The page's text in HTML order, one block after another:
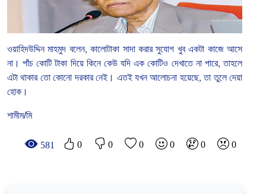
ওয়াহিদউদ্দিন মাহমুদ বলেন,কালোটাকা সাদা করার সুযোগ খুব একটা কাজে আসে
না। পাঁচ কোটি টাকা দিয়ে কিনে কেউ যদি এক কোটিও দেখাতে না পারে,তাহলে
এটা থাকার তো কোনো দরকার নেই। এতই যখন আলোচনা হয়েছে,তা তুলে দেয়া
হোক।
শামীম/মি
581 0 0 0 0 0 0